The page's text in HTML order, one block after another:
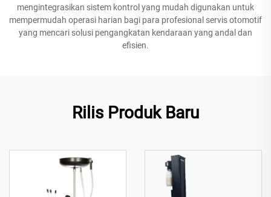
mengintegrasikan sistem kontrol yang mudah digunakan untuk
mempermudah operasi harian bagi para profesional servis otomotif
yang mencari solusi pengangkatan kendaraan yang andal dan
efisien.
Rilis Produk Baru